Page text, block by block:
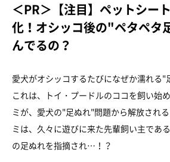
＜PR＞【注目】ペットシー
化！オシッコ後の"ペタペタ
んでるの？
愛犬がオシッコするたびになぜか濡れる"
これは、トイ・プードルのココを飼い始
ミが、愛犬の"足ぬれ"問題から解放され
ミは、久々に遊びに来た先輩飼い主であ
の足ぬれを指摘され…！？